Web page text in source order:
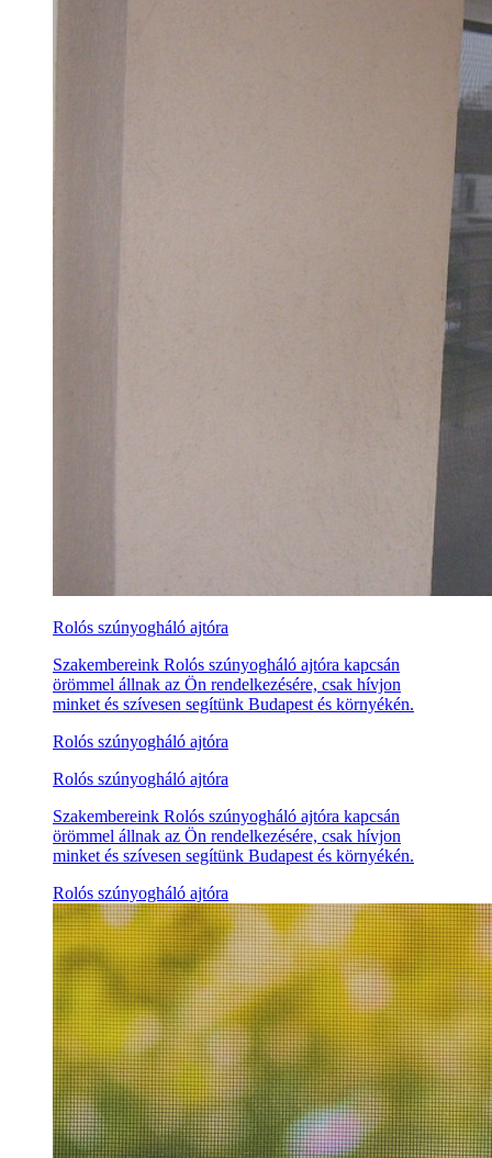
Rolós szúnyogháló ajtóra
Szakembereink Rolós szúnyogháló ajtóra kapcsán
örömmel állnak az Ön rendelkezésére, csak hívjon
minket és szívesen segítünk Budapest és környékén.
Rolós szúnyogháló ajtóra
Rolós szúnyogháló ajtóra
Szakembereink Rolós szúnyogháló ajtóra kapcsán
örömmel állnak az Ön rendelkezésére, csak hívjon
minket és szívesen segítünk Budapest és környékén.
Rolós szúnyogháló ajtóra